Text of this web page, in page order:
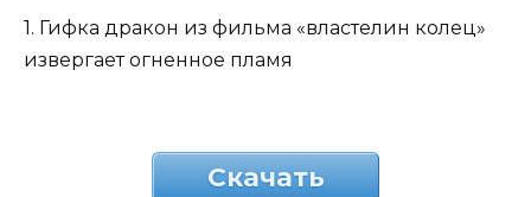
1. Гифка дракон из фильма «властелин колец»
извергает огненное пламя
Скачать